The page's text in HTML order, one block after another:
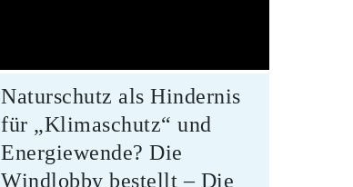
Naturschutz als Hindernis
für „Klimaschutz“ und
Energiewende? Die
Windlobby bestellt – Die